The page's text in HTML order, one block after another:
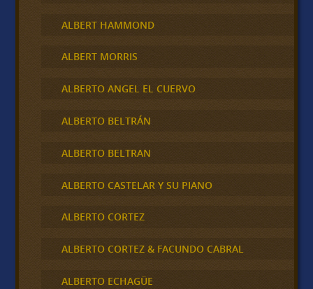
ALBERT HAMMOND
ALBERT MORRIS
ALBERTO ANGEL EL CUERVO
ALBERTO BELTRÁN
ALBERTO BELTRAN
ALBERTO CASTELAR Y SU PIANO
ALBERTO CORTEZ
ALBERTO CORTEZ & FACUNDO CABRAL
ALBERTO ECHAGÜE